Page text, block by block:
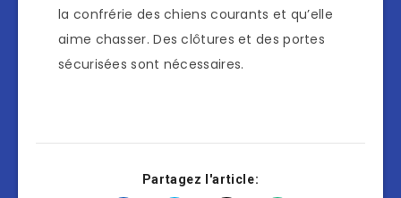
la confrérie des chiens courants et qu’elle
aime chasser. Des clôtures et des portes
sécurisées sont nécessaires.
Partagez l'article: